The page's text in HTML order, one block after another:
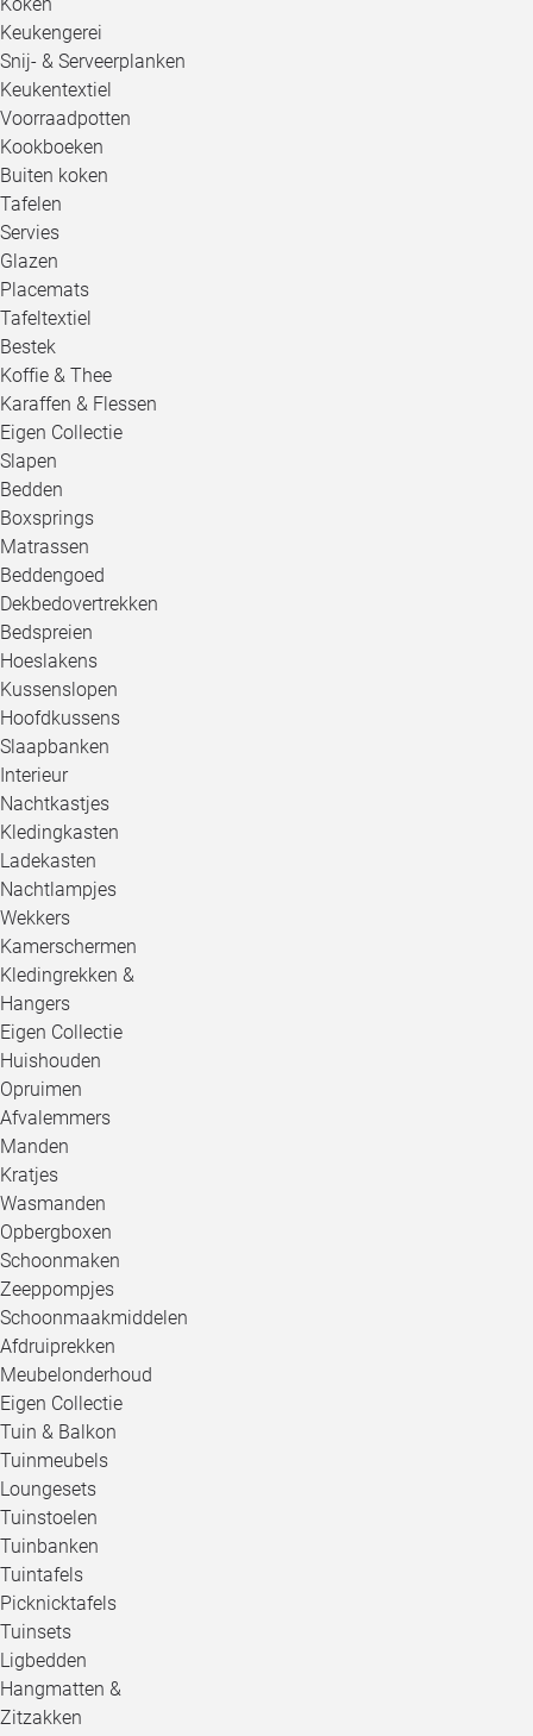
Keukengerei
Snij- & Serveerplanken
Keukentextiel
Voorraadpotten
Kookboeken
Buiten koken
Tafelen
Servies
Glazen
Placemats
Tafeltextiel
Bestek
Koffie & Thee
Karaffen & Flessen
Eigen Collectie
Slapen
Bedden
Boxsprings
Matrassen
Beddengoed
Dekbedovertrekken
Bedspreien
Hoeslakens
Kussenslopen
Hoofdkussens
Slaapbanken
Interieur
Nachtkastjes
Kledingkasten
Ladekasten
Nachtlampjes
Wekkers
Kamerschermen
Kledingrekken &
Hangers
Eigen Collectie
Huishouden
Opruimen
Afvalemmers
Manden
Kratjes
Wasmanden
Opbergboxen
Schoonmaken
Zeeppompjes
Schoonmaakmiddelen
Afdruiprekken
Meubelonderhoud
Eigen Collectie
Tuin & Balkon
Tuinmeubels
Loungesets
Tuinstoelen
Tuinbanken
Tuintafels
Picknicktafels
Tuinsets
Ligbedden
Hangmatten &
Zitzakken